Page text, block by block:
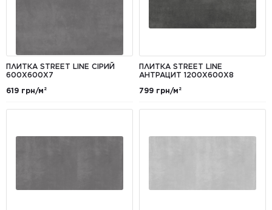
ПЛИТКА STREET LINE СІРИЙ
600Х600Х7
619 грн/м²
ПЛИТКА STREET LINE
АНТРАЦИТ 1200Х600X8
799 грн/м²